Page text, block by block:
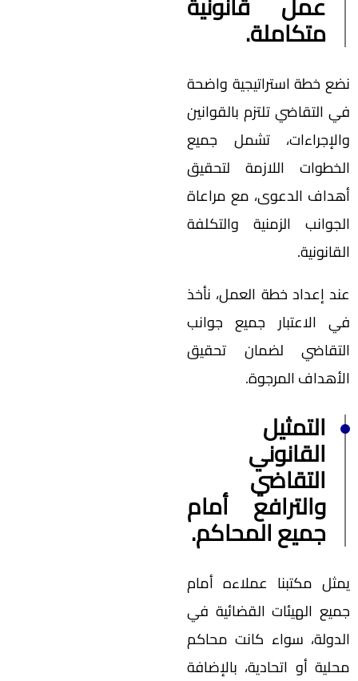
متكاملة.
نضع خطة استراتيجية واضحة
في التقاضي تلتزم بالقوانين
والإجراءات، تشمل جميع
الخطوات اللازمة لتحقيق
أهداف الدعوى، مع مراعاة
الجوانب الزمنية والتكلفة
القانونية.
عند إعداد خطة العمل، نأخذ
في الاعتبار جميع جوانب
التقاضي لضمان تحقيق
الأهداف المرجوة.
التمثيل
القانوني
التقاضي
والترافع أمام
جميع المحاكم.
يمثل مكتبنا عملاءه أمام
جميع الهيئات القضائية في
الدولة، سواء كانت محاكم
محلية أو اتحادية، بالإضافة